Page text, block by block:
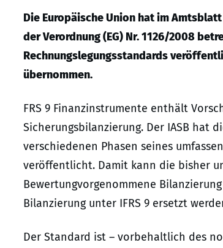
Die Europäische Union hat im Amtsblatt
der Verordnung (EG) Nr. 1126/2008
Rechnungslegungsstandards
übernommen.
FRS 9 Finanzinstrumente enthält
Sicherungsbilanzierung. Der IASB hat
verschiedenen Phasen seines
veröffentlicht. Damit kann die bisher
Bewertungvorgenommene
Bilanzierung unter IFRS 9 ersetzt
Der Standard ist – vorbehaltlich des